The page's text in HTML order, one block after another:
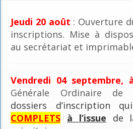
Jeudi 20 août : Ouverture
inscriptions. Mise à
au secrétariat et
Vendredi 04 septembre,
Générale Ordinaire de
dossiers d’inscription
COMPLETS à l’issue de